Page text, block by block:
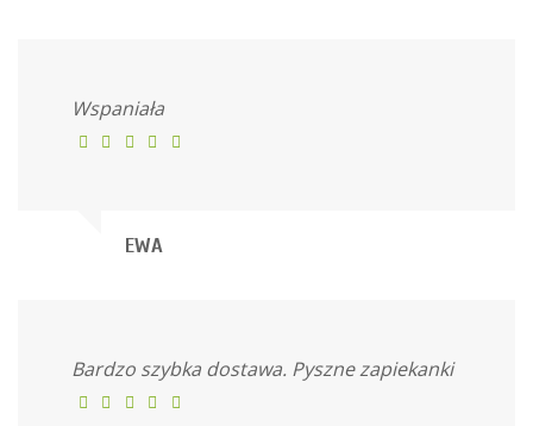
Wspaniała
EWA
Bardzo szybka dostawa. Pyszne zapiekanki